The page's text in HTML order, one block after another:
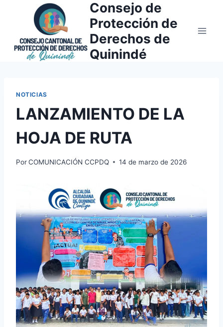
contenido
Consejo de
Protección de
Derechos de
Quinindé
NOTICIAS
LANZAMIENTO DE LA
HOJA DE RUTA
PorCOMUNICACIÓN CCPDQ 14 de marzo de 2026